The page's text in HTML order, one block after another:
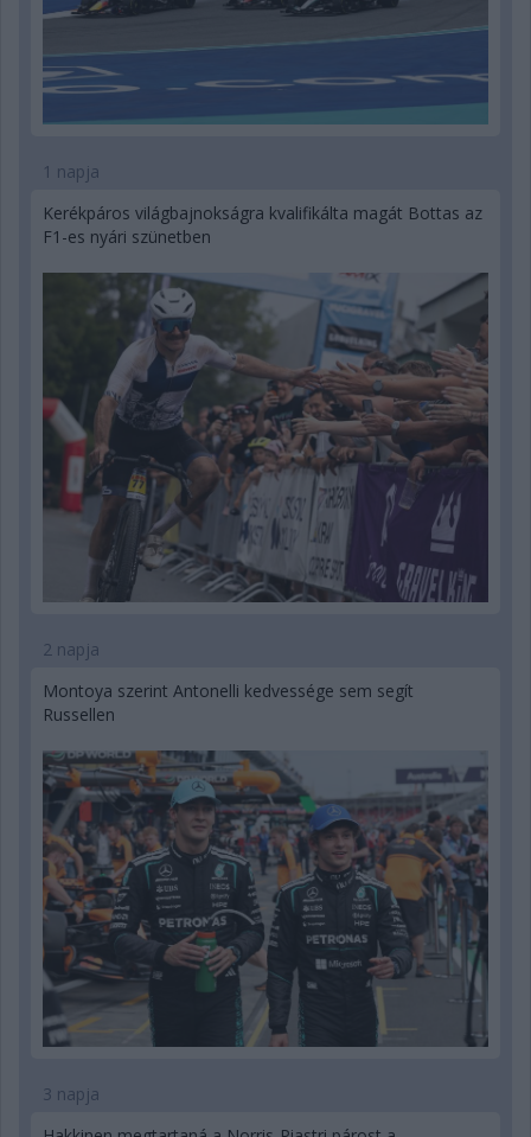
1 napja
Kerékpáros világbajnokságra kvalifikálta magát Bottas az
F1-es nyári szünetben
2 napja
Montoya szerint Antonelli kedvessége sem segít
Russellen
3 napja